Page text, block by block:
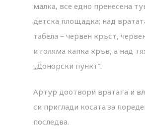
малка, все едно пренесена
детска площадка; над
табела – червен кръст,
и голяма капка кръв, а над
„Донорски пункт“.
Артур доотвори вратата и
си приглади косата за
последва.